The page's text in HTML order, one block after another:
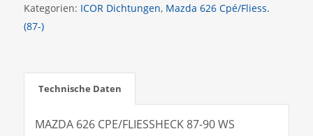
Kategorien: ICOR Dichtungen, Mazda 626 Cpé/Fliess.
(87-)
Technische Daten
MAZDA 626 CPE/FLIESSHECK 87-90 WS